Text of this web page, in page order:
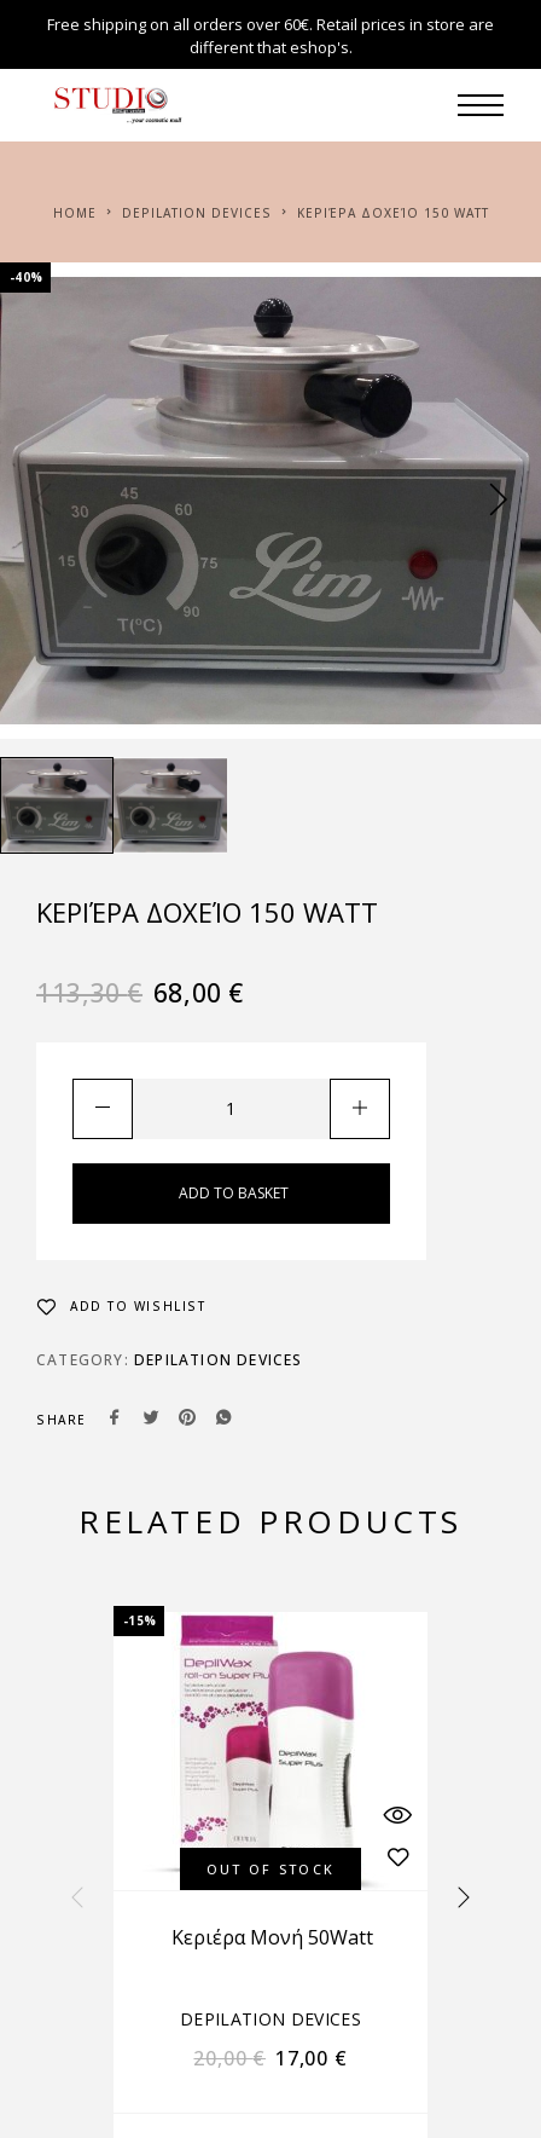
Free shipping on all orders over 60€. Retail prices in store are
different that eshop's.
HOME DEPILATION DEVICES KΕΡΙΈΡΑ ΔΟΧΕΊΟ 150 WATT
-40%
KΕΡΙΈΡΑ ΔΟΧΕΊΟ 150 WATT
113,30€ 68,00 €
ADD TO BASKET
ADD TO WISHLIST
CATEGORY: DEPILATION DEVICES
SHARE
RELATED PRODUCTS
-15%
OUT OF STOCK
Kεριέρα Μονή 50Watt
DEPILATION DEVICES
20,00€ 17,00 €